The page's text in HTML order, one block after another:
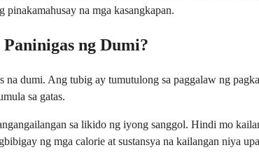
na mga kasangkapan.
ng Dumi?
dumi. Ang tubig ay tumutulong sa paggalaw ng
sa gatas.
sa likido ng iyong sanggol. Hindi mo
ng mga calorie at sustansya na kailangan niya